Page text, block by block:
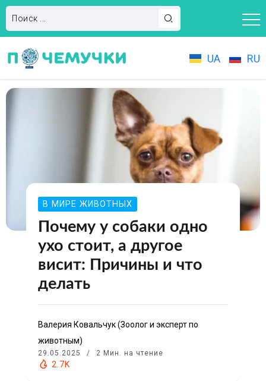
UA RU
В МИРЕ ЖИВОТНЫХ
Почему у собаки одно
ухо стоит, а другое
висит: Причины и что
делать
Валерия Ковальчук (Зоолог и эксперт по
животным)
29.05.2025 2 Мин. на чтение
2.7K